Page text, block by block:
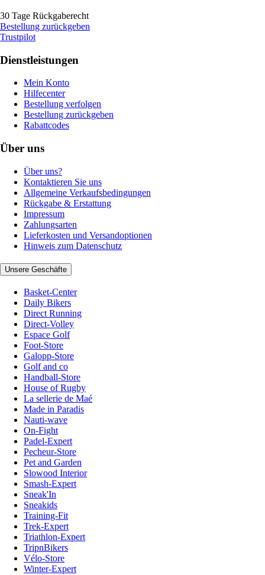
30 Tage Rückgaberecht
Bestellung zurückgeben
Trustpilot
Dienstleistungen
Mein Konto
Hilfecenter
Bestellung verfolgen
Bestellung zurückgeben
Rabattcodes
Über uns
Über uns?
Kontaktieren Sie uns
Allgemeine Verkaufsbedingungen
Rückgabe & Erstattung
Impressum
Zahlungsarten
Lieferkosten und Versandoptionen
Hinweis zum Datenschutz
Unsere Geschäfte
Basket-Center
Daily Bikers
Direct Running
Direct-Volley
Espace Golf
Foot-Store
Galopp-Store
Golf and co
Handball-Store
House of Rugby
La sellerie de Maé
Made in Paradis
Nauti-wave
On-Fight
Padel-Expert
Pecheur-Store
Pet and Garden
Slowood Interior
Smash-Expert
Sneak'In
Sneakids
Training-Fit
Trek-Expert
Triathlon-Expert
TripnBikers
Vélo-Store
Winter-Expert